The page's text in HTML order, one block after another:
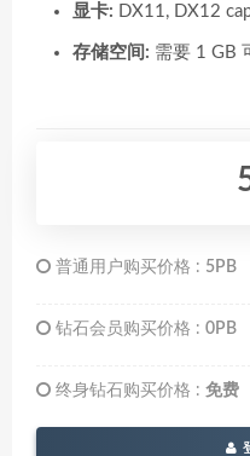
显卡: DX11, DX12
存储空间: 需要 1 GB
普通用户购买价格 : 5PB
钻石会员购买价格 : 0PB
终身钻石购买价格 : 免费